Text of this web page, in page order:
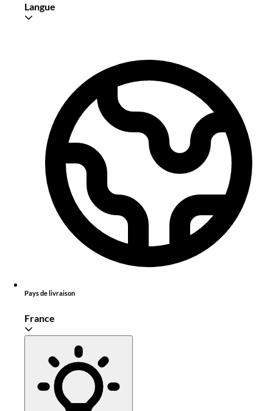
Langue
Pays de livraison
France